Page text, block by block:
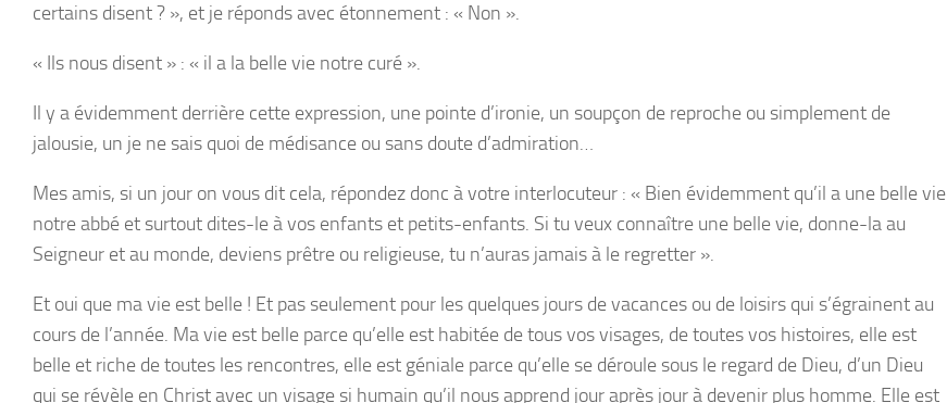
certains disent ? », et je réponds avec étonnement : « Non ».
« Ils nous disent » : « il a la belle vie notre curé ».
Il y a évidemment derrière cette expression, une pointe d’ironie, un soupçon de reproche ou simplement de
jalousie, un je ne sais quoi de médisance ou sans doute d’admiration…
Mes amis, si un jour on vous dit cela, répondez donc à votre interlocuteur : « Bien évidemment qu’il a une belle vie
notre abbé et surtout dites-le à vos enfants et petits-enfants. Si tu veux connaître une belle vie, donne-la au
Seigneur et au monde, deviens prêtre ou religieuse, tu n’auras jamais à le regretter ».
Et oui que ma vie est belle ! Et pas seulement pour les quelques jours de vacances ou de loisirs qui s’égrainent au
cours de l’année. Ma vie est belle parce qu’elle est habitée de tous vos visages, de toutes vos histoires, elle est
belle et riche de toutes les rencontres, elle est géniale parce qu’elle se déroule sous le regard de Dieu, d’un Dieu
qui se révèle en Christ avec un visage si humain qu’il nous apprend jour après jour à devenir plus homme. Elle est